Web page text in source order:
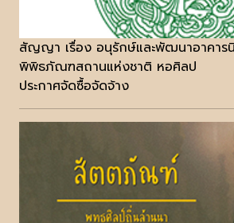
สัญญา เรื่อง อนุรักษ์และพัฒนาอาคาร
พิพิธภัณฑสถานแห่งชาติ หอศิลป
ประกาศจัดซื้อจัดจ้าง